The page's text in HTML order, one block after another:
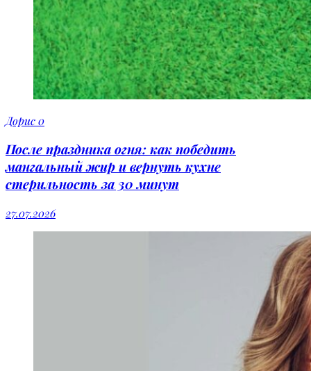
Дорис0
После праздника огня: как победить
мангальный жир и вернуть кухне
стерильность за 30 минут
27.07.2026